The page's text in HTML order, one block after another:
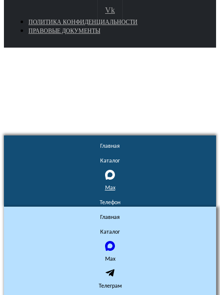
Vk
ПОЛИТИКА КОНФИДЕНЦИАЛЬНОСТИ
ПРАВОВЫЕ ДОКУМЕНТЫ
Главная
Каталог
Max
Телефон
Главная
Каталог
Max
Телеграм